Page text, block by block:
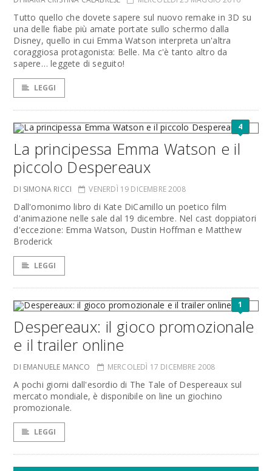
Tutto quello che dovete sapere sul nuovo remake in 3D su
una delle fiabe più amate portate sullo schermo dalla
Disney, quello in cui Emma Watson interpreta un'altra
coraggiosa protagonista: Belle. Ma c'è tanto altro da
sapere… leggete di seguito!
LEGGI
4
La principessa Emma Watson e il
piccolo Despereaux
DI SIMONA RICCI VENERDÌ 19 DICEMBRE 2008
Dall'omonimo libro di Kate DiCamillo un poetico film
d'animazione nelle sale dal 19 dicembre. Nel cast doppiatori
d'eccezione: Emma Watson, Dustin Hoffman e Matthew
Broderick
LEGGI
1
Despereaux: il gioco promozionale
e il trailer online
DI EMANUELE MANCO MERCOLEDÌ 17 DICEMBRE 2008
A pochi giorni dall'esordio di The Tale of Despereaux sul
mercato mondiale, è disponibile on line un giochino
promozionale.
LEGGI